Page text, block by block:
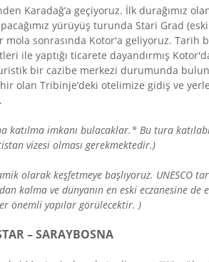
Karadağ’a geçiyoruz. İlk durağımız
yürüyüş turunda Stari Grad
mola sonrasında Kotor'a geliyoruz. Tarih
ile yaptığı ticarete dayandırmış
bir cazibe merkezi durumunda
olan Tribinje’deki otelimize gidiş ve
katılma imkanı bulacaklar.* Bu tura
vizesi olması gerekmektedir.)
olarak keşfetmeye başlıyoruz. UNESCO
kalma ve dünyanın en eski eczanesine de
önemli yapılar görülecektir. )
– SARAYBOSNA